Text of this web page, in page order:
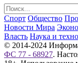
Спорт Общество
Новости Мира
Власть Наука и
© 2014-2024
ФС 77 - 68927.